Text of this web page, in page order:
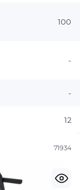
100
-
-
12
71934